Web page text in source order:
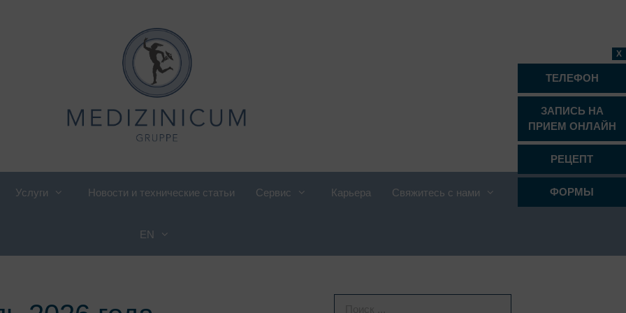
Услуги
Радиология
Новости и технические статьи Сервис Карьера Свяжитесь с нами
EN
X
ТЕЛЕФОН
ЗАПИСЬ НА
ПРИЕМ ОНЛАЙН
РЕЦЕПТ
ФОРМЫ